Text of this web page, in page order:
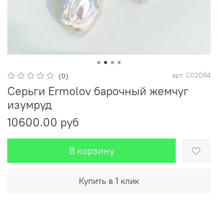
(0) арт. С02084
Серьги Ermolov барочный жемчуг
изумруд
10600.00 руб
В корзину
Купить в 1 клик